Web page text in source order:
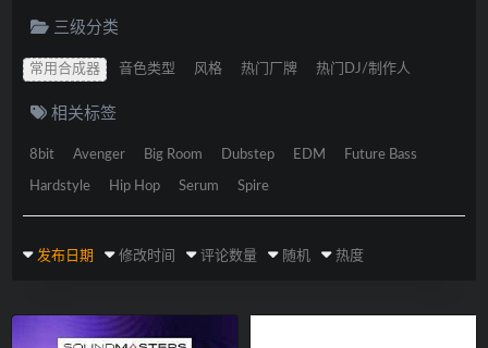
三级分类
常用合成器 音色类型 风格 热门厂牌 热门DJ/制作人
相关标签
8bit Avenger Big Room Dubstep EDM Future Bass
Hardstyle Hip Hop Serum Spire
发布日期 修改时间 评论数量 随机 热度